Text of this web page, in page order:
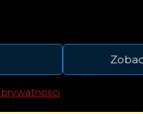
sukces w serwisach
XCX, Mabel czy